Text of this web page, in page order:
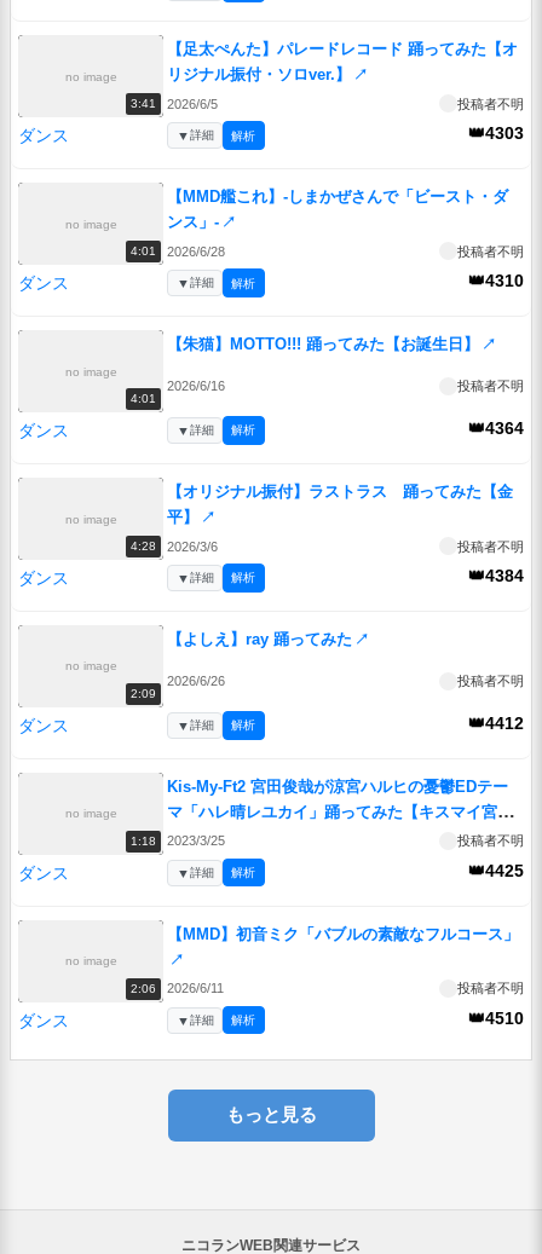
no image
3:41
【足太ぺんた】パレードレコード 踊ってみた【オ
リジナル振付・ソロver.】
↗
2026/6/5 投稿者不明
ダンス 👑4303
▼詳細 解析
no image
4:01
【MMD艦これ】-しまかぜさんで「ビースト・ダ
ンス」- ↗
2026/6/28 投稿者不明
ダンス 👑4310
▼詳細 解析
no image
4:01
【朱猫】MOTTO!!! 踊ってみた【お誕生日】 ↗
2026/6/16 投稿者不明
ダンス 👑4364
▼詳細 解析
no image
4:28
【オリジナル振付】ラストラス 踊ってみた【金
平】
↗
2026/3/6 投稿者不明
ダンス 👑4384
▼詳細 解析
no image
2:09
【よしえ】ray 踊ってみた ↗
2026/6/26 投稿者不明
ダンス 👑4412
▼詳細 解析
no image
1:18
Kis-My-Ft2 宮田俊哉が涼宮ハルヒの憂鬱EDテー
マ「ハレ晴レユカイ」踊ってみた【キスマイ宮田
のニコ生やったってit’s Alright!】
2023/3/25 投稿者不明
ダンス 👑4425
▼詳細 解析
no image
2:06
【MMD】初音ミク「バブルの素敵なフルコース」
↗
2026/6/11 投稿者不明
ダンス 👑4510
▼詳細 解析
もっと見る
ニコランWEB関連サービス